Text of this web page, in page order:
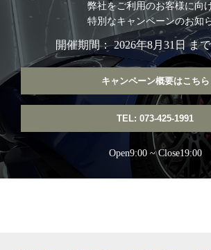
弊社をご利用のお客様に向
特別なキャンペーンのお知
開催期間： 2026年8月31日 ま
キャンペーン概要はこちら
TEL: 073-425-1991
Open9:00 ~ Close19:00